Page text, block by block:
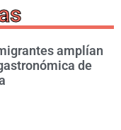
amplían
de